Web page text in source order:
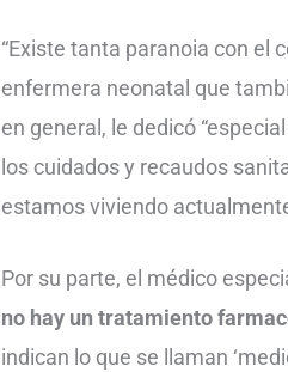
“Existe tanta paranoia con el
enfermera neonatal que
en general, le dedicó
los cuidados y recaudos
estamos viviendo
Por su parte, el médico
no hay un tratamiento
indican lo que se llaman